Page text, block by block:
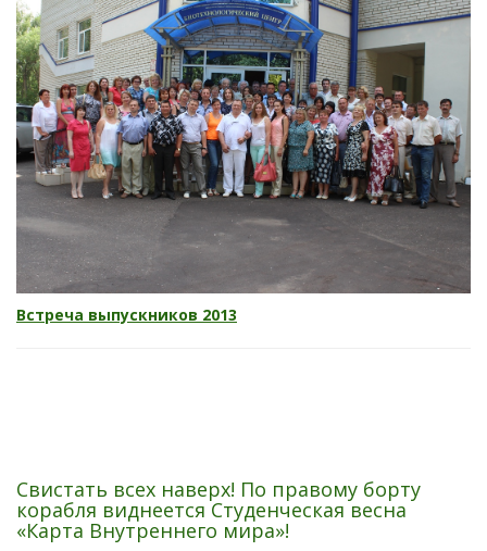
Встреча выпускников 2013
Свистать всех наверх! По правому борту
корабля виднеется Студенческая весна
«Карта Внутреннего мира»!